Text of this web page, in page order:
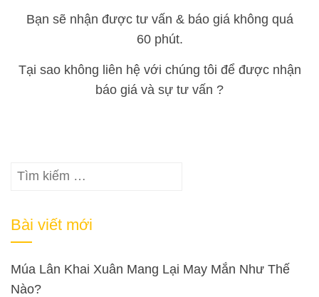
Bạn sẽ nhận được tư vấn & báo giá không quá
60 phút.
Tại sao không liên hệ với chúng tôi để được nhận
báo giá và sự tư vấn ?
Tìm
Bài viết mới
Múa Lân Khai Xuân Mang Lại May Mắn Như Thế
Nào?